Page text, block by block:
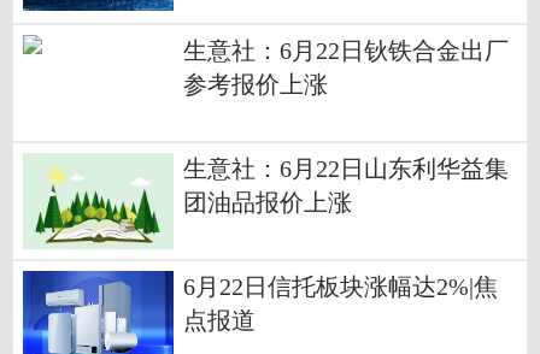
生意社：6月22日钬铁合金出厂
参考报价上涨
生意社：6月22日山东利华益集
团油品报价上涨
6月22日信托板块涨幅达2%|焦
点报道